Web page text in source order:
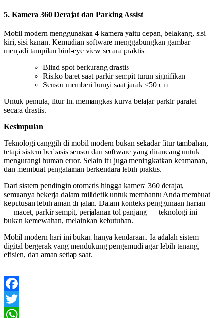
5. Kamera 360 Derajat dan Parking Assist
Mobil modern menggunakan 4 kamera yaitu depan, belakang, sisi
kiri, sisi kanan. Kemudian software menggabungkan gambar
menjadi tampilan bird-eye view secara praktis:
Blind spot berkurang drastis
Risiko baret saat parkir sempit turun signifikan
Sensor memberi bunyi saat jarak <50 cm
Untuk pemula, fitur ini memangkas kurva belajar parkir paralel
secara drastis.
Kesimpulan
Teknologi canggih di mobil modern bukan sekadar fitur tambahan,
tetapi sistem berbasis sensor dan software yang dirancang untuk
mengurangi human error. Selain itu juga meningkatkan keamanan,
dan membuat pengalaman berkendara lebih praktis.
Dari sistem pendingin otomatis hingga kamera 360 derajat,
semuanya bekerja dalam milidetik untuk membantu Anda membuat
keputusan lebih aman di jalan. Dalam konteks penggunaan harian
— macet, parkir sempit, perjalanan tol panjang — teknologi ini
bukan kemewahan, melainkan kebutuhan.
Mobil modern hari ini bukan hanya kendaraan. Ia adalah sistem
digital bergerak yang mendukung pengemudi agar lebih tenang,
efisien, dan aman setiap saat.
Facebook
Twitter